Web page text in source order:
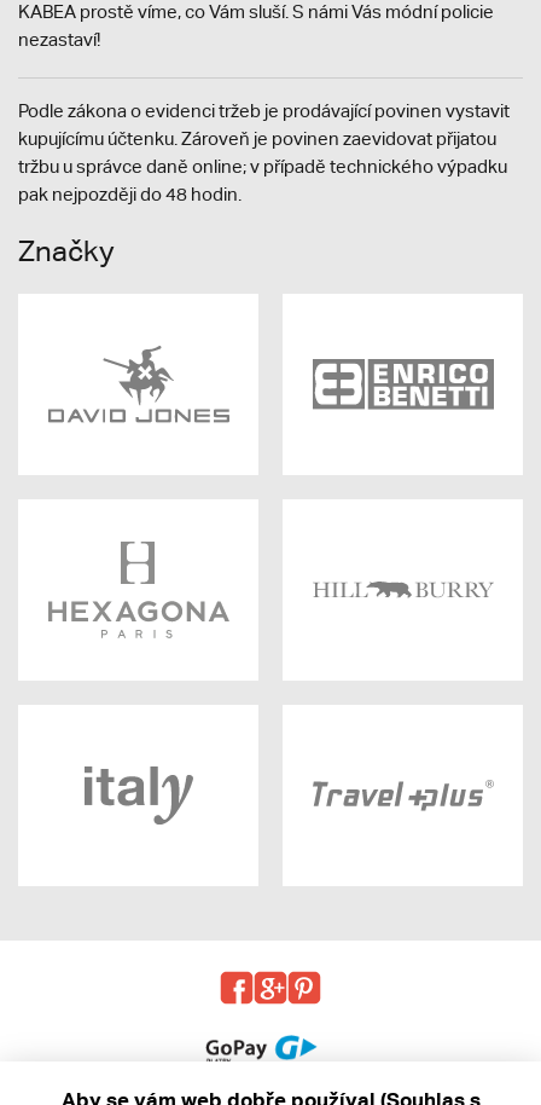
KABEA prostě víme, co Vám sluší. S námi Vás módní policie
nezastaví!
Podle zákona o evidenci tržeb je prodávající povinen vystavit
kupujícímu účtenku. Zároveň je povinen zaevidovat přijatou
tržbu u správce daně online; v případě technického výpadku
pak nejpozději do 48 hodin.
Značky